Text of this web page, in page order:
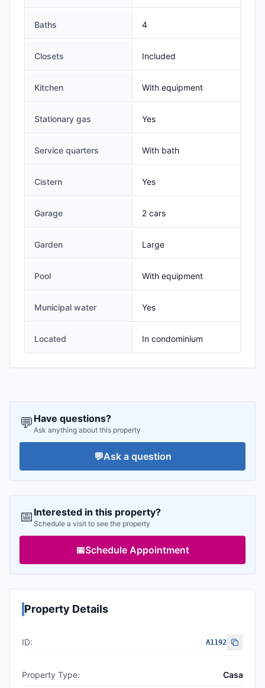
Baths 4
Closets Included
Kitchen With equipment
Stationary gas Yes
Service quarters With bath
Cistern Yes
Garage 2 cars
Garden Large
Pool With equipment
Municipal water Yes
Located In condominium
💬 Have questions?
Ask anything about this property
💬Ask a question
📅 Interested in this property?
Schedule a visit to see the property
📅Schedule Appointment
Property Details
ID: A1192
Property Type: Casa